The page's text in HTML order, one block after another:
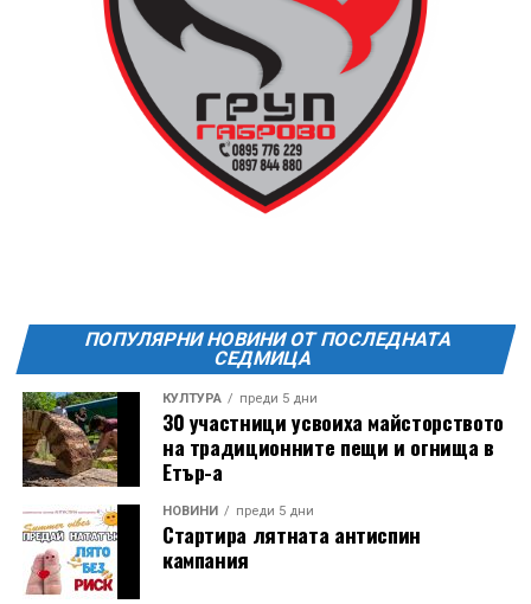
13 АВГУСТ (четвъртък)
19:00ч Групова тренировка с Йоанна Петрова от
20:00ч. Куиз вечер за обща култура
21:30ч. Прожекция на филма “Брънч за начинаещи”
Ще бъде хубаво – не някога и някъде, а тук и сега!
ПОПУЛЯРНИ НОВИНИ ОТ ПОСЛЕДНАТА
СЕДМИЦА
КУЛТУРА преди 5 дни
30 участници усвоиха майсторството
на традиционните пещи и огнища в
Етър-а
НОВИНИ преди 5 дни
Стартира лятната антиспин
кампания